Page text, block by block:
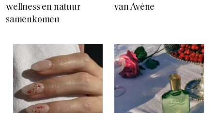
wellness en natuur
samenkomen
van Avène